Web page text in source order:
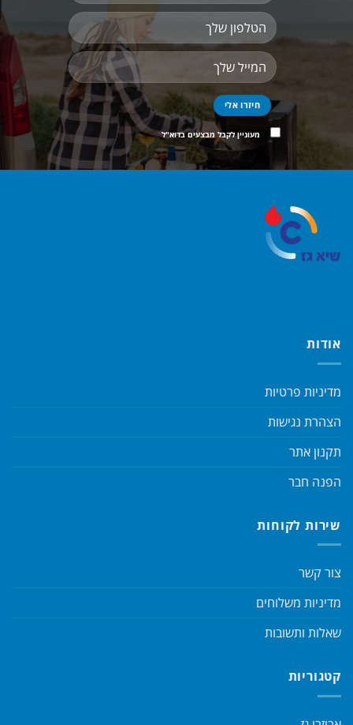
מעוניין לקבל מבצעים בדוא"ל
אודות
מדיניות פרטיות
הצהרת נגישות
תקנון אתר
הפנה חבר
שירות לקוחות
צור קשר
מדיניות משלוחים
שאלות ותשובות
קטגוריות